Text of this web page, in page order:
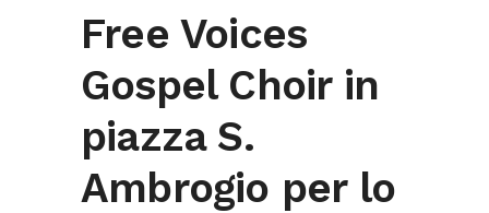
Free Voices
Gospel Choir in
piazza S.
Ambrogio per lo